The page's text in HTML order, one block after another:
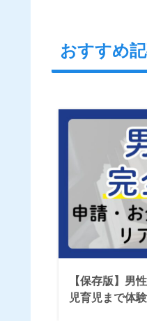
おすすめ
【保存版】男
児育児まで体